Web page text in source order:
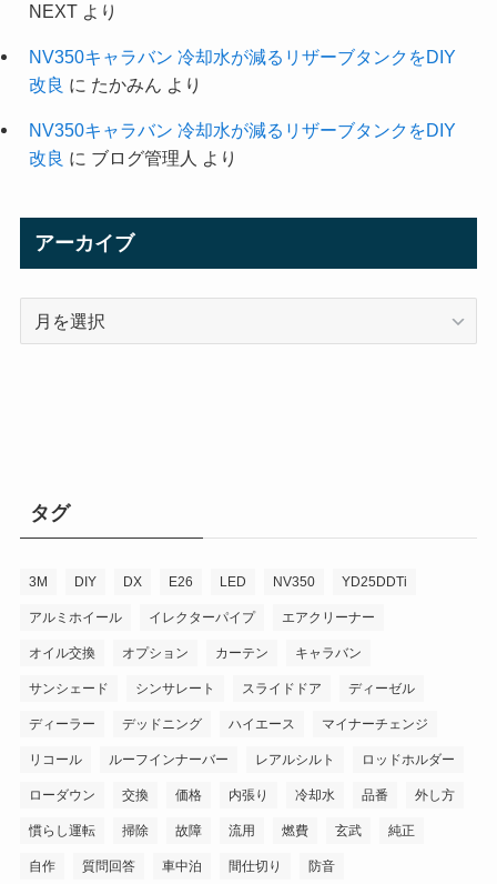
NEXTより
NV350キャラバン 冷却水が減るリザーブタンクをDIY
改良 に たかみん より
NV350キャラバン 冷却水が減るリザーブタンクをDIY
改良 に ブログ管理人 より
アーカイブ
タグ
3M DIY DX E26 LED NV350 YD25DDTi
アルミホイール イレクターパイプ エアクリーナー
オイル交換 オプション カーテン キャラバン
サンシェード シンサレート スライドドア ディーゼル
ディーラー デッドニング ハイエース マイナーチェンジ
リコール ルーフインナーバー レアルシルト ロッドホルダー
ローダウン 交換 価格 内張り 冷却水 品番 外し方
慣らし運転 掃除 故障 流用 燃費 玄武 純正
自作 質問回答 車中泊 間仕切り 防音